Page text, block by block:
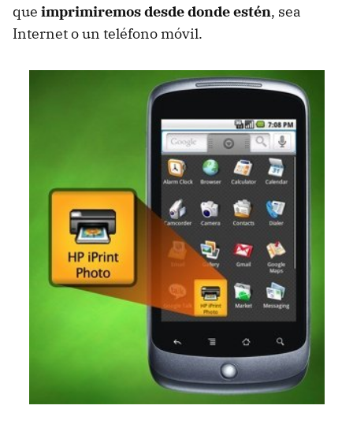
que imprimiremos desde donde estén, sea
Internet o un teléfono móvil.